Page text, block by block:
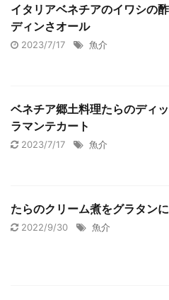
イタリアベネチアのイワシの
ディンさオール
2023/7/17 魚介
ベネチア郷土料理たらのディ
ラマンテカート
2023/7/17 魚介
たらのクリーム煮をグラタン
2022/9/30 魚介